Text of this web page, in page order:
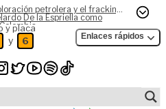
petrolera y el fracking,
De la Espriella como
y placa
y 6 Enlaces rápidos